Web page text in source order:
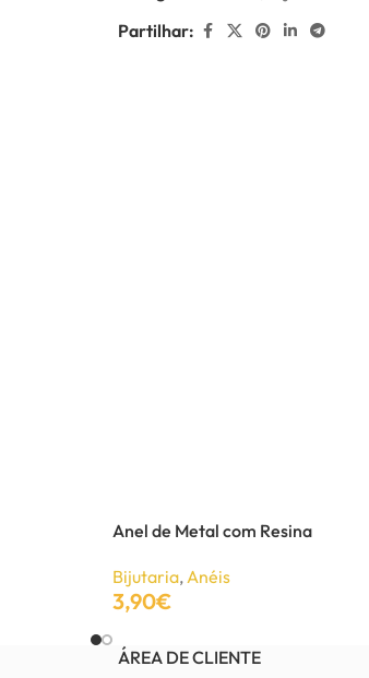
Partilhar:
Anel de Metal com Resina
Bijutaria,Anéis
3,90€
Adicionar
ÁREA DE CLIENTE